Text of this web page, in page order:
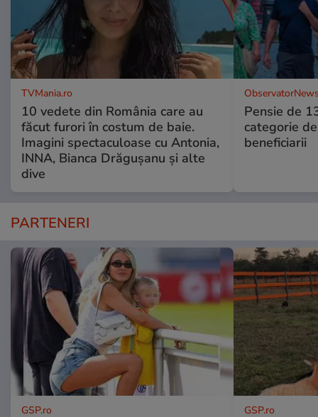
TVMania.ro
10 vedete din România care au
făcut furori în costum de baie.
Imagini spectaculoase cu Antonia,
INNA, Bianca Drăgușanu și alte
dive
Pensie de
categorie
beneficiarii
PARTENERI
GSP.ro GSP.ro